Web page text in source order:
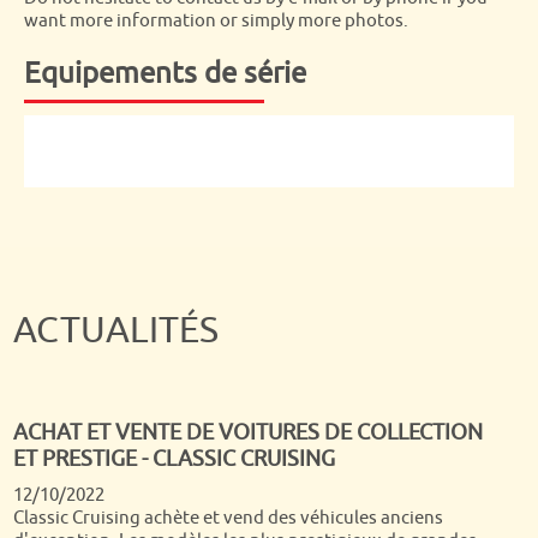
want more information or simply more photos.
Equipements de série
Quand on passe tous ses dimanches matin depuis presque
30 ans devant Turbo, c'est un rêve de voir arriver chez soi
ACTUALITÉS
ACHAT ET VENTE DE VOITURES DE COLLECTION
ET PRESTIGE - CLASSIC CRUISING
12/10/2022
Classic Cruising achète et vend des véhicules anciens